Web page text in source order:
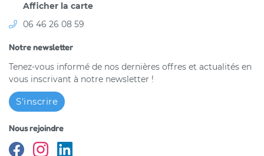
Actualités
Contact
Afficher la carte
06 46 26 08 59
Notre newsletter
Tenez-vous informé de nos dernières offres et actualités en
vous inscrivant à notre newsletter !
S'inscrire
Nous rejoindre